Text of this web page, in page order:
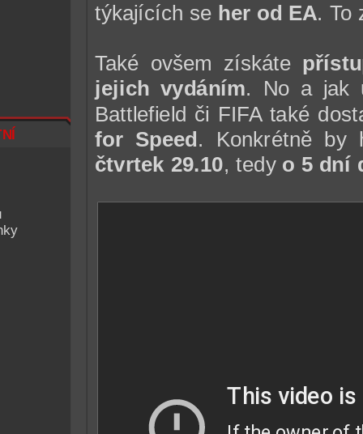
týkajících se her od EA. To
Také ovšem získáte
jejich vydáním. No a jak
Battlefield či FIFA také
for Speed. Konkrétně
čtvrtek 29.10, tedy o 5 dní